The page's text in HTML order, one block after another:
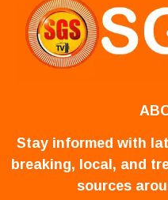
Stay informed with
breaking, local, and
sources